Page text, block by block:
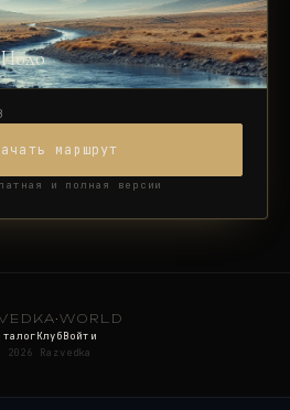
маршрут
и полная версии
·WORLD
КлубВойти
2026 Razvedka